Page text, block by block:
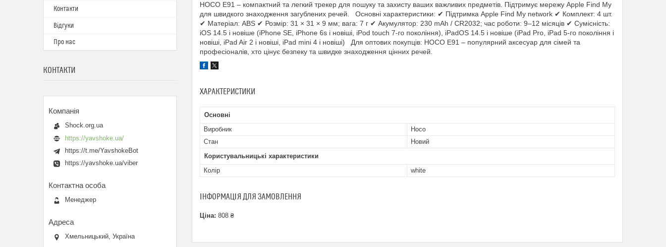
HOCO E91 – компактний та легкий трекер для пошуку та захисту ваших важливих предметів. Підтримує мережу Apple Find My
для швидкого знаходження загублених речей. Основні характеристики: ✔ Підтримка Apple Find My network ✔ Комплект: 4 шт.
✔ Матеріал: ABS ✔ Розмір: 31 × 31 × 9 мм; вага: 7 г ✔ Акумулятор: 230 mAh / CR2032; час роботи: 9–12 місяців ✔ Сумісність:
iOS 14.5 і новіше (iPhone SE, iPhone 6s і новіші, iPod touch 7-го покоління), iPadOS 14.5 і новіше (iPad Pro, iPad 5-го покоління і
новіші, iPad Air 2 і новіші, iPad mini 4 і новіші) Для оптових покупців: HOCO E91 – популярний аксесуар для сімей та
професіоналів, хто цінує безпеку та швидке знаходження цінних речей.
ХАРАКТЕРИСТИКИ
Основні
Виробник
Hoco
Стан
Новий
Користувальницькі характеристики
Колір
white
ІНФОРМАЦІЯ ДЛЯ ЗАМОВЛЕННЯ
Ціна: 808 ₴
Контакти
Відгуки
Про нас
КОНТАКТИ
Shock.org.ua
https://yavshoke.ua/
https://t.me/YavshokeBot
https://yavshoke.ua/viber
Менеджер
Хмельницький, Україна